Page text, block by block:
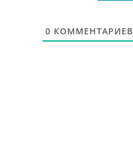
0 КОММЕНТАРИЕВ